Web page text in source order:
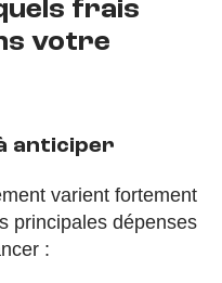
frais
votre
anticiper
varient fortement
principales dépenses
: